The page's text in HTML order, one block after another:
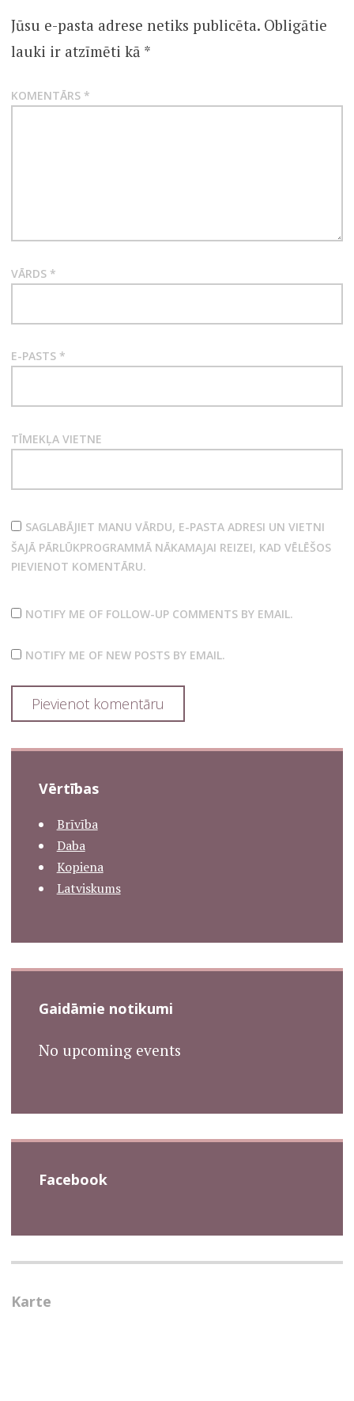
Jūsu e-pasta adrese netiks publicēta. Obligātie
lauki ir atzīmēti kā *
KOMENTĀRS *
VĀRDS *
E-PASTS *
TĪMEKĻA VIETNE
SAGLABĀJIET MANU VĀRDU, E-PASTA ADRESI UN VIETNI
ŠAJĀ PĀRLŪKPROGRAMMĀ NĀKAMAJAI REIZEI, KAD VĒLĒŠOS
PIEVIENOT KOMENTĀRU.
NOTIFY ME OF FOLLOW-UP COMMENTS BY EMAIL.
NOTIFY ME OF NEW POSTS BY EMAIL.
Vērtības
Brīvība
Daba
Kopiena
Latviskums
Gaidāmie notikumi
No upcoming events
Facebook
Karte